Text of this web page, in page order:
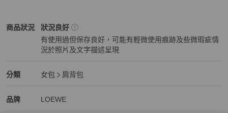
商品狀況
LOEWE女包商品狀態與細節
狀況良好
有使用過但保存良好，可能有輕微使用痕跡及些微瑕疵情
況於照片及文字描述呈現
分類
LOEWE 女包分類資訊
女包
肩背包
品牌
LOEWE 精品女包品牌介紹
LOEWE
LOEWE 推薦清單